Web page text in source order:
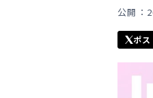
公開：
ポス